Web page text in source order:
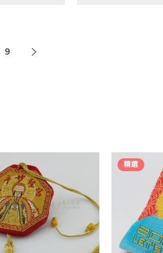
9
精選